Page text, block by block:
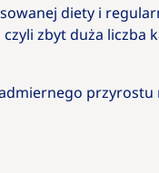
diety i
zbyt duża liczba
przyrostu